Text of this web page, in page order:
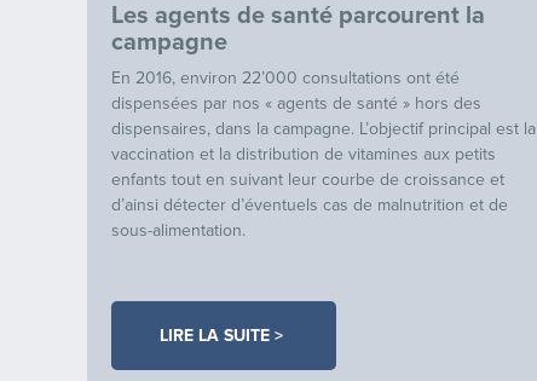
Les agents de santé parcourent la
campagne
En 2016, environ 22’000 consultations ont été
dispensées par nos « agents de santé » hors des
dispensaires, dans la campagne. L’objectif principal est la
vaccination et la distribution de vitamines aux petits
enfants tout en suivant leur courbe de croissance et
d’ainsi détecter d’éventuels cas de malnutrition et de
sous-alimentation.
LIRE LA SUITE >